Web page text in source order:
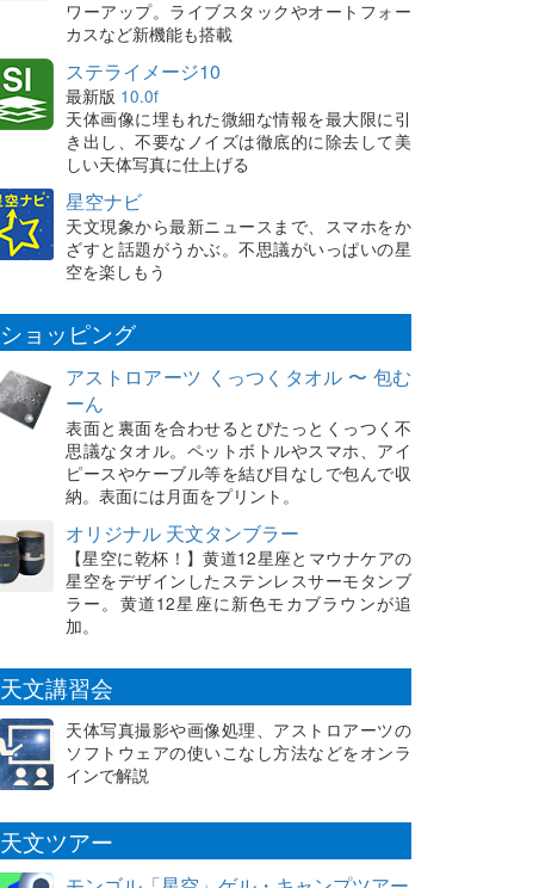
ワーアップ。ライブスタックやオートフォー
カスなど新機能も搭載
ステライメージ10
最新版 10.0f
天体画像に埋もれた微細な情報を最大限に引
き出し、不要なノイズは徹底的に除去して美
しい天体写真に仕上げる
星空ナビ
天文現象から最新ニュースまで、スマホをか
ざすと話題がうかぶ。不思議がいっぱいの星
空を楽しもう
ショッピング
アストロアーツ くっつくタオル 〜 包む
ーん
表面と裏面を合わせるとぴたっとくっつく不
思議なタオル。ペットボトルやスマホ、アイ
ピースやケーブル等を結び目なしで包んで収
納。表面には月面をプリント。
オリジナル 天文タンブラー
【星空に乾杯！】黄道12星座とマウナケアの
星空をデザインしたステンレスサーモタンブ
ラー。黄道12星座に新色モカブラウンが追
加。
天文講習会
天体写真撮影や画像処理、アストロアーツの
ソフトウェアの使いこなし方法などをオンラ
インで解説
天文ツアー